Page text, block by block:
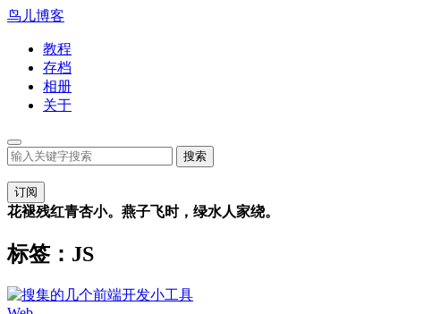
鸟儿博客
教程
存档
相册
关于
订阅
花褪残红青杏小。燕子飞时，绿水人家绕。
标签：JS